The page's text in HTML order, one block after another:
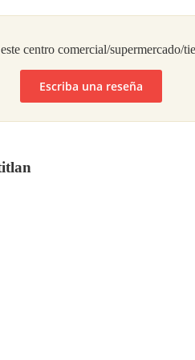
centro comercial/supermercado/
Escriba una reseña